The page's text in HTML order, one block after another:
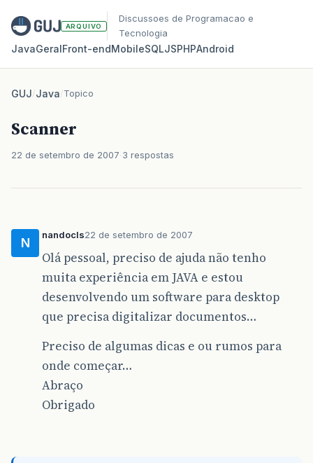
ARQUIVO
Discussoes de Programacao e
Tecnologia
JavaGeralFront‑endMobileSQLJSPHPAndroid
GUJ/Java/Topico
Scanner
22 de setembro de 2007 3 respostas
N
nandocls22 de setembro de 2007
Olá pessoal, preciso de ajuda não tenho
muita experiência em JAVA e estou
desenvolvendo um software para desktop
que precisa digitalizar documentos…
Preciso de algumas dicas e ou rumos para
onde começar…
Abraço
Obrigado